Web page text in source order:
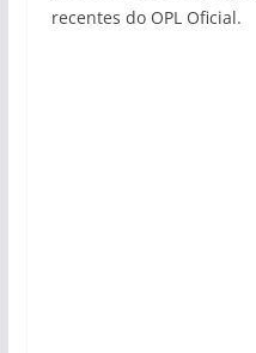
recentes do OPL Oficial.